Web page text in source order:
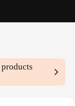
products